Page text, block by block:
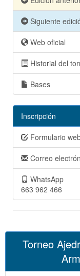
Siguiente
Web oficial
Historial del
Bases
Inscripción
Formulario
Correo
WhatsApp
663 962 466
Torneo